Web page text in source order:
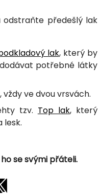
odstraňte předešlý lak
lak, který by
potřebné látky
, vždy ve dvou vrsvách.
tzv. Top lak, který
lesk.
se svými přáteli.